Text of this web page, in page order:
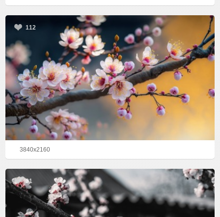
112
3840x2160
31